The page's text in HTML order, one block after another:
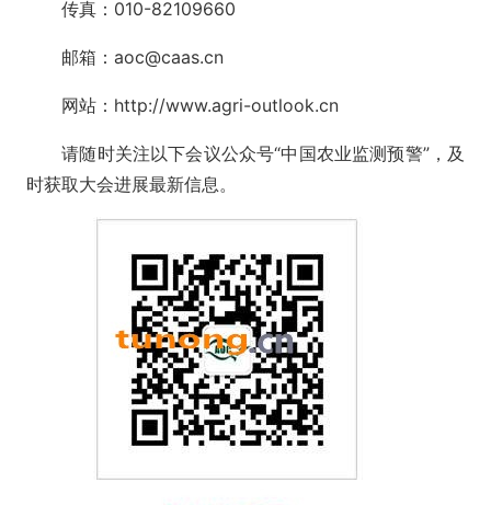
传真： 010-82109660
邮箱： aoc@caas.cn
网站： http://www.agri-outlook.cn
请随时关注以下会议公众号“中国农业监测预警”，及
时获取大会进展最新信息。